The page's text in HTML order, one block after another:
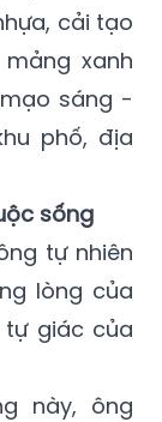
cải tạo
xanh
sáng -
phố, địa
sống
tự nhiên
lòng của
giác của
này, ông